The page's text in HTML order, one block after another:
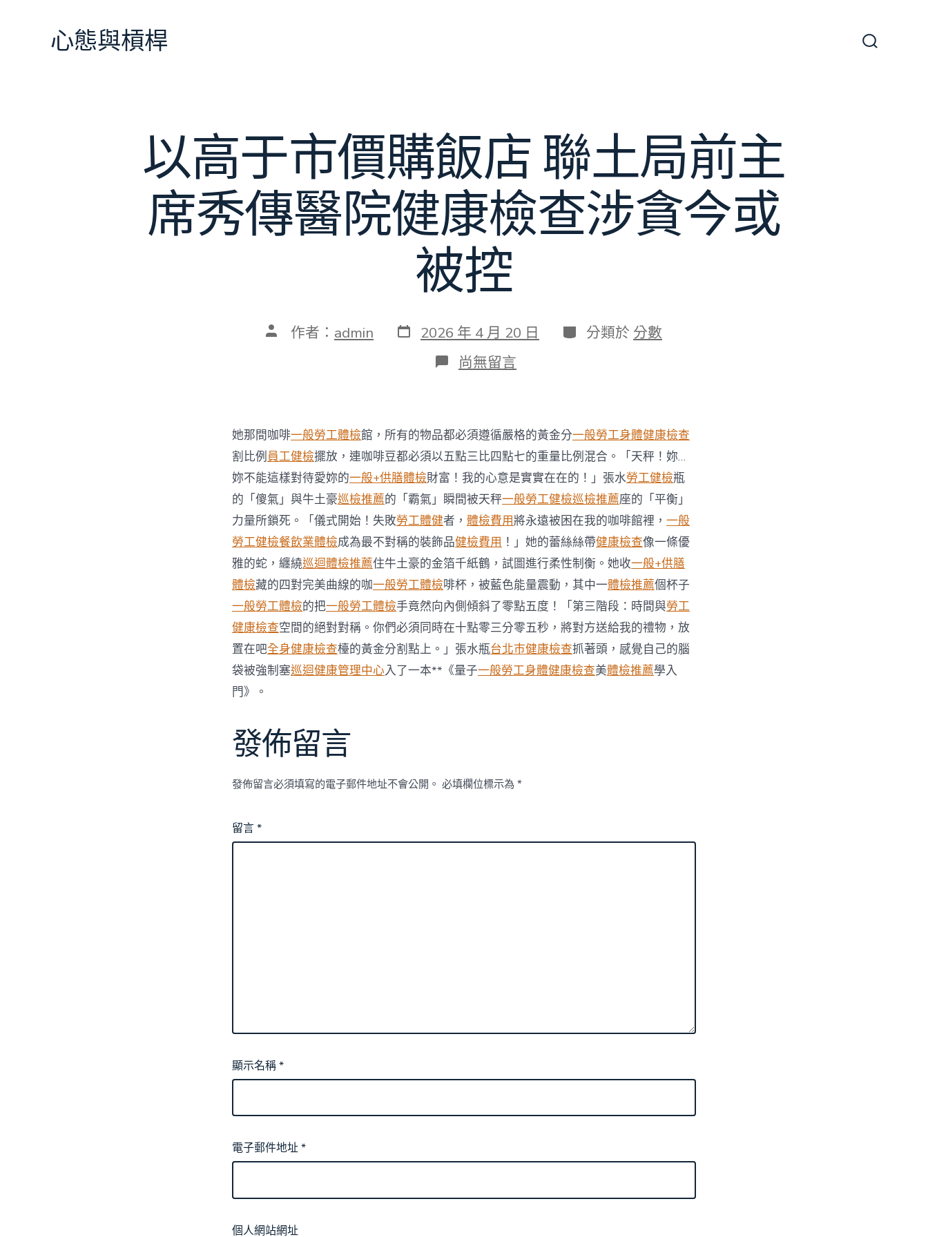
心態與槓桿
以高于市價購飯店 聯土局前主
席秀傳醫院健康檢查涉貪今或
被控
文 作者： admin 發
表
2026 年 4 月 20 日 分
類
分類於 分數
在
〈以
價
購
飯
店
聯
土
局
前
主
席
秀
傳
醫
院
健
康
檢
查
涉
尚無留言
她那間咖啡一般勞工體檢館，所有的物品都必須遵循嚴格的黃金分一般勞工身體健康檢查
割比例員工健檢擺放，連咖啡豆都必須以五點三比四點七的重量比例混合。「天秤！妳…
妳不能這樣對待愛妳的一般+供膳體檢財富！我的心意是實實在在的！」張水勞工健檢瓶
的「傻氣」與牛土豪巡檢推薦的「霸氣」瞬間被天秤一般勞工健檢巡檢推薦座的「平衡」
力量所鎖死。「儀式開始！失敗勞工體健者， 體檢費用將永遠被困在我的咖啡館裡， 一般
勞工健檢餐飲業體檢成為最不對稱的裝飾品健檢費用 ！」她的蕾絲絲帶健康檢查像一條優
雅的蛇，纏繞巡迴體檢推薦住牛土豪的金箔千紙鶴，試圖進行柔性制衡。她收一般+供膳
體檢藏的四對完美曲線的咖一般勞工體檢啡杯，被藍色能量震動，其中一體檢推薦個杯子
一般勞工體檢的把一般勞工體檢手竟然向內側傾斜了零點五度！「第三階段：時間與勞工
健康檢查空間的絕對對稱。你們必須同時在十點零三分零五秒，將對方送給我的禮物，放
置在吧全身健康檢查檯的黃金分割點上。」張水瓶台北巿健康檢查抓著頭，感覺自己的腦
袋被強制塞巡迴健康管理中心入了一本**《量子一般勞工身體健康檢查美體檢推薦學入
門》。
發佈留言
發佈留言必須填寫的電子郵件地址不會公開。 必填欄位標示為 *
留言*
顯示名稱*
電子郵件地址*
個人網站網址